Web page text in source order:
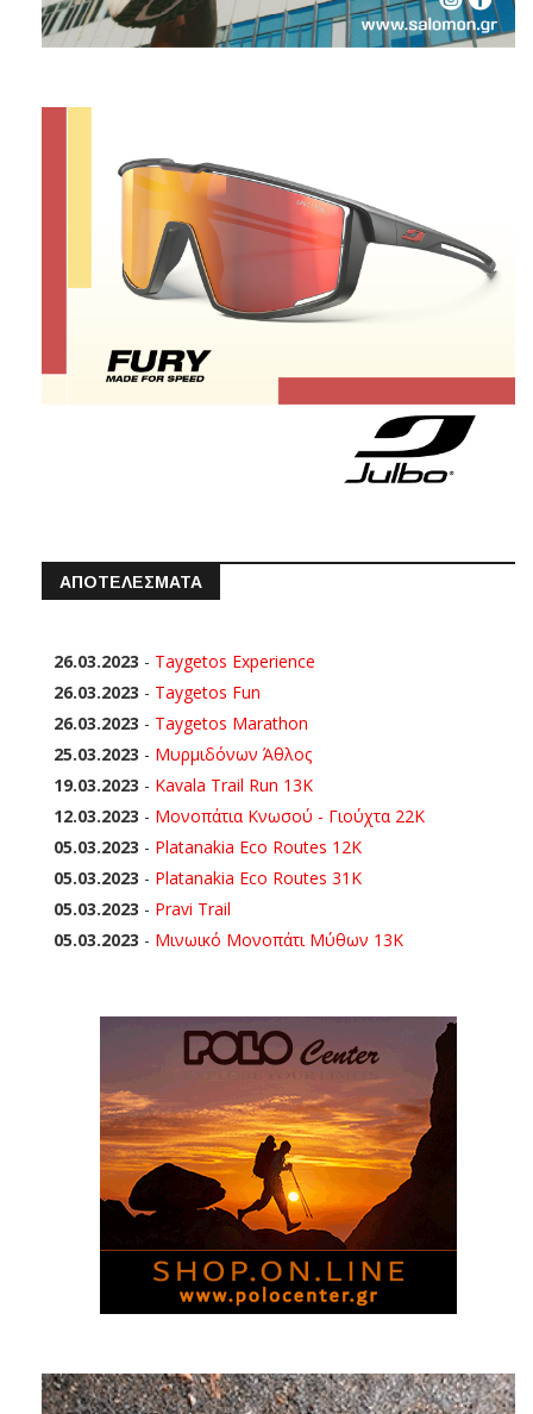
ΑΠΟΤΕΛΕΣΜΑΤΑ
26.03.2023 - Taygetos Experience
26.03.2023 - Taygetos Fun
26.03.2023 - Taygetos Marathon
25.03.2023 - Μυρμιδόνων Άθλος
19.03.2023 - Kavala Trail Run 13K
12.03.2023 - Μονοπάτια Κνωσού - Γιούχτα 22Κ
05.03.2023 - Platanakia Eco Routes 12K
05.03.2023 - Platanakia Eco Routes 31K
05.03.2023 - Pravi Trail
05.03.2023 - Μινωικό Μονοπάτι Μύθων 13Κ